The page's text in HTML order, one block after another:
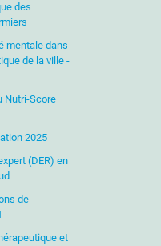
des
mentale dans
de la ville -
Nutri-Score
2025
(DER) en
de
et